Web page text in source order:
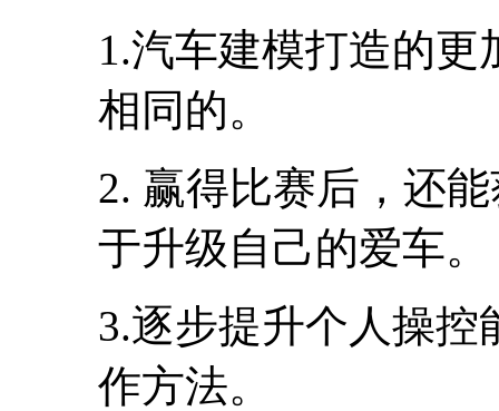
1.汽车建模打造的
相同的。
2. 赢得比赛后，还
于升级自己的爱车。
3.逐步提升个人操
作方法。